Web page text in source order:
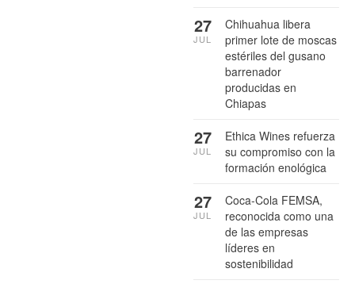
Chihuahua libera
primer lote de moscas
estériles del gusano
barrenador
producidas en
Chiapas
27
JUL
Ethica Wines refuerza
su compromiso con la
formación enológica
27
JUL
Coca-Cola FEMSA,
reconocida como una
de las empresas
líderes en
sostenibilidad
27
JUL